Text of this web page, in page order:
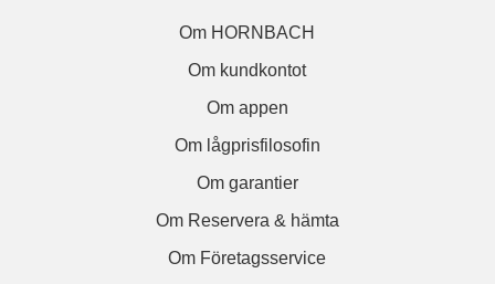
Om HORNBACH
Om kundkontot
Om appen
Om lågprisfilosofin
Om garantier
Om Reservera & hämta
Om Företagsservice